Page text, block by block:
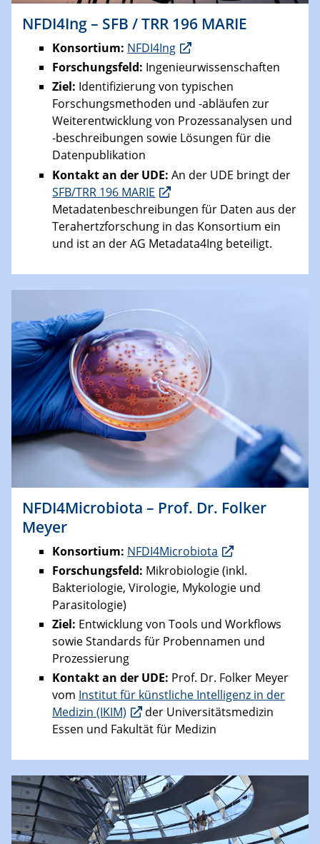
NFDI4Ing – SFB / TRR 196 MARIE
Konsortium: NFDI4Ing
Forschungsfeld: Ingenieurwissenschaften
Ziel: Identifizierung von typischen
Forschungsmethoden und -abläufen zur
Weiterentwicklung von Prozessanalysen und
-beschreibungen sowie Lösungen für die
Datenpublikation
Kontakt an der UDE: An der UDE bringt der
SFB/TRR 196 MARIE
Metadatenbeschreibungen für Daten aus der
Terahertzforschung in das Konsortium ein
und ist an der AG Metadata4Ing beteiligt.
NFDI4Microbiota – Prof. Dr. Folker
Meyer
Konsortium: NFDI4Microbiota
Forschungsfeld: Mikrobiologie (inkl.
Bakteriologie, Virologie, Mykologie und
Parasitologie)
Ziel: Entwicklung von Tools und Workflows
sowie Standards für Probennamen und
Prozessierung
Kontakt an der UDE: Prof. Dr. Folker Meyer
vom Institut für künstliche Intelligenz in der
Medizin (IKIM)
der Universitätsmedizin
Essen und Fakultät für Medizin